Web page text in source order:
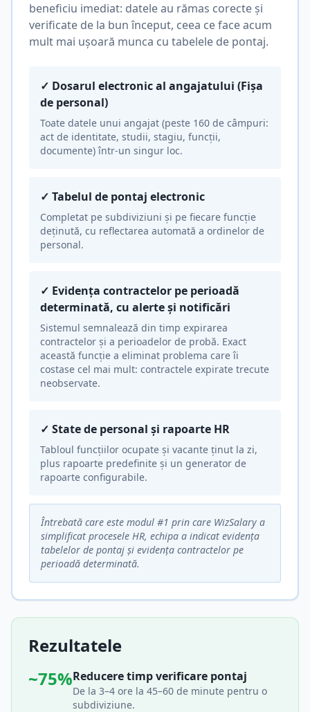
beneficiu imediat: datele au rămas corecte și
verificate de la bun început, ceea ce face acum
mult mai ușoară munca cu tabelele de pontaj.
✓ Dosarul electronic al angajatului (Fișa
de personal)
Toate datele unui angajat (peste 160 de câmpuri:
act de identitate, studii, stagiu, funcții,
documente) într-un singur loc.
✓ Tabelul de pontaj electronic
Completat pe subdiviziuni și pe fiecare funcție
deținută, cu reflectarea automată a ordinelor de
personal.
✓ Evidența contractelor pe perioadă
determinată, cu alerte și notificări
Sistemul semnalează din timp expirarea
contractelor și a perioadelor de probă. Exact
această funcție a eliminat problema care îi
costase cel mai mult: contractele expirate trecute
neobservate.
✓ State de personal și rapoarte HR
Tabloul funcțiilor ocupate și vacante ținut la zi,
plus rapoarte predefinite și un generator de
rapoarte configurabile.
Întrebată care este modul #1 prin care WizSalary a
simplificat procesele HR, echipa a indicat evidența
tabelelor de pontaj și evidența contractelor pe
perioadă determinată.
Rezultatele
~75%Reducere timp verificare pontaj
De la 3–4 ore la 45–60 de minute pentru o
subdiviziune.